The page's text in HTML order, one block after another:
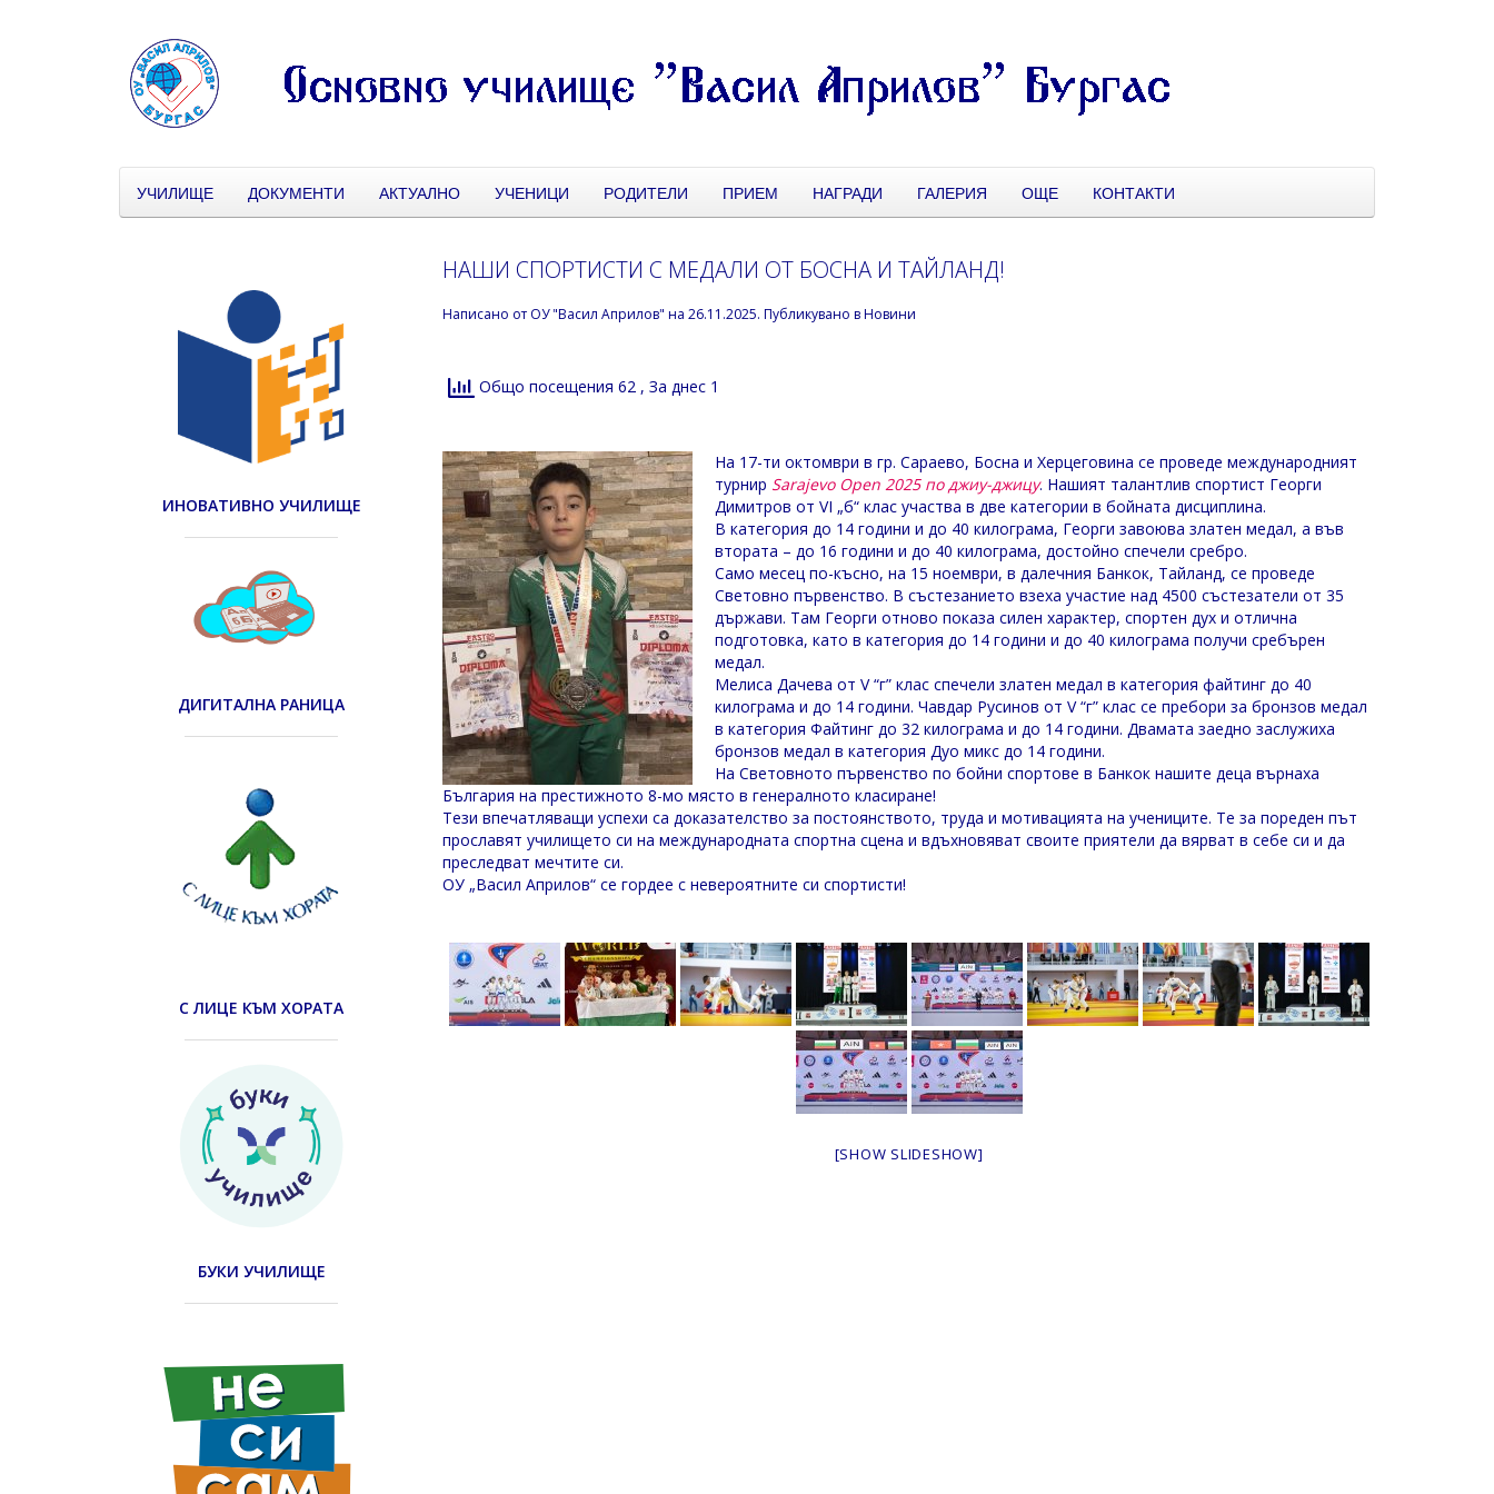
УЧИЛИЩЕ ДОКУМЕНТИ АКТУАЛНО УЧЕНИЦИ РОДИТЕЛИ ПРИЕМ НАГРАДИ ГАЛЕРИЯ ОЩЕ КОНТАКТИ
НАШИ СПОРТИСТИ С МЕДАЛИ ОТ БОСНА И ТАЙЛАНД!
Написано от ОУ "Васил Априлов" на26.11.2025. Публикувано вНовини
Общо посещения 62 , За днес 1
На 17-ти октомври в гр. Сараево, Босна и Херцеговина се проведе международният
турнир Sarajevo Open 2025 по джиу-джицу. Нашият талантлив спортист Георги
Димитров от VI „б“ клас участва в две категории в бойната дисциплина.
В категория до 14 години и до 40 килограма, Георги завоюва златен медал, а във
втората – до 16 години и до 40 килограма, достойно спечели сребро.
Само месец по-късно, на 15 ноември, в далечния Банкок, Тайланд, се проведе
Световно първенство. В състезанието взеха участие над 4500 състезатели от 35
държави. Там Георги отново показа силен характер, спортен дух и отлична
подготовка, като в категория до 14 години и до 40 килограма получи сребърен
медал.
Мелиса Дачева от V “г” клас спечели златен медал в категория файтинг до 40
килограма и до 14 години. Чавдар Русинов от V “г” клас се пребори за бронзов медал
в категория Файтинг до 32 килограма и до 14 години. Двамата заедно заслужиха
бронзов медал в категория Дуо микс до 14 години.
На Световното първенство по бойни спортове в Банкок нашите деца върнаха
България на престижното 8-мо място в генералното класиране!
Тези впечатляващи успехи са доказателство за постоянството, труда и мотивацията на учениците. Те за пореден път
прославят училището си на международната спортна сцена и вдъхновяват своите приятели да вярват в себе си и да
преследват мечтите си.
ОУ „Васил Априлов“ се гордее с невероятните си спортисти!
[SHOW SLIDESHOW]
ИНОВАТИВНО УЧИЛИЩЕ
ДИГИТАЛНА РАНИЦА
С ЛИЦЕ КЪМ ХОРАТА
БУКИ УЧИЛИЩЕ